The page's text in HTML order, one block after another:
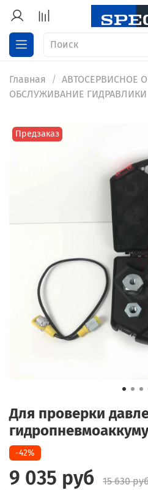
Главная
АВТОСЕРВИСНОЕ
ОБСЛУЖИВАНИЕ ГИДРАВЛИКИ
Предзаказ
Для проверки
-42%
9 035 руб
15 630